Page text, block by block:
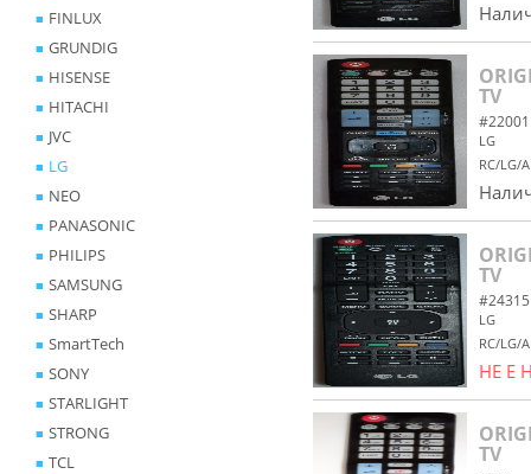
FINLUX
GRUNDIG
HISENSE
HITACHI
JVC
LG
NEO
PANASONIC
PHILIPS
SAMSUNG
SHARP
SmartTech
SONY
STARLIGHT
STRONG
TCL
TV
#22001
LG
RC/LG/
TV
#24315
LG
RC/LG/
НЕ Е
TV